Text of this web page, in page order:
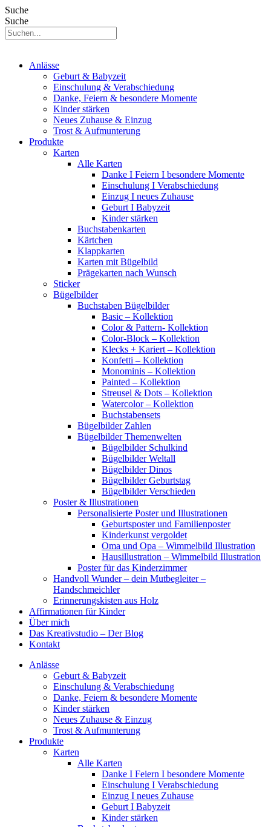
Suche
Suche
Anlässe
Geburt & Babyzeit
Einschulung & Verabschiedung
Danke, Feiern & besondere Momente
Kinder stärken
Neues Zuhause & Einzug
Trost & Aufmunterung
Produkte
Karten
Alle Karten
Danke I Feiern I besondere Momente
Einschulung I Verabschiedung
Einzug I neues Zuhause
Geburt I Babyzeit
Kinder stärken
Buchstabenkarten
Kärtchen
Klappkarten
Karten mit Bügelbild
Prägekarten nach Wunsch
Sticker
Bügelbilder
Buchstaben Bügelbilder
Basic – Kollektion
Color & Pattern- Kollektion
Color-Block – Kollektion
Klecks + Kariert – Kollektion
Konfetti – Kollektion
Monominis – Kollektion
Painted – Kollektion
Streusel & Dots – Kollektion
Watercolor – Kollektion
Buchstabensets
Bügelbilder Zahlen
Bügelbilder Themenwelten
Bügelbilder Schulkind
Bügelbilder Weltall
Bügelbilder Dinos
Bügelbilder Geburtstag
Bügelbilder Verschieden
Poster & Illustrationen
Personalisierte Poster und Illustrationen
Geburtsposter und Familienposter
Kinderkunst vergoldet
Oma und Opa – Wimmelbild Illustration
Hausillustration – Wimmelbild Illustration
Poster für das Kinderzimmer
Handvoll Wunder – dein Mutbegleiter –
Handschmeichler
Erinnerungskisten aus Holz
Affirmationen für Kinder
Über mich
Das Kreativstudio – Der Blog
Kontakt
Anlässe
Geburt & Babyzeit
Einschulung & Verabschiedung
Danke, Feiern & besondere Momente
Kinder stärken
Neues Zuhause & Einzug
Trost & Aufmunterung
Produkte
Karten
Alle Karten
Danke I Feiern I besondere Momente
Einschulung I Verabschiedung
Einzug I neues Zuhause
Geburt I Babyzeit
Kinder stärken